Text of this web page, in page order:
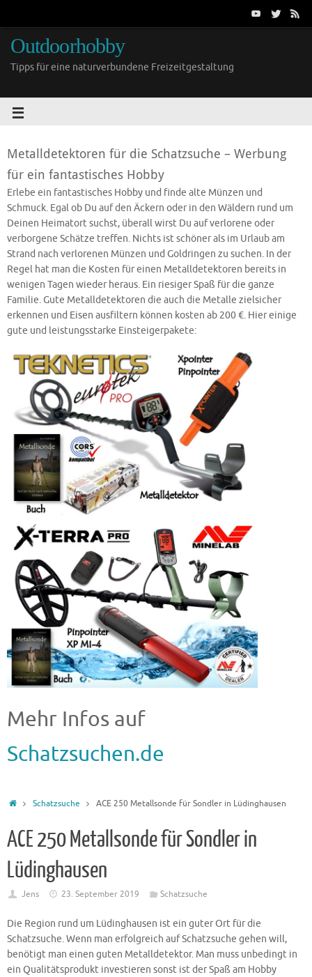
Outdoorhobby
Tipps für eine naturverbundene Freizeitgestaltung
Metalldetektoren für die Schatzsuche – Werbung
für ein fantastisches Hobby
Erlebe ein fantastisches Hobby und finde alte Münzen und
Schmuck. Egal ob Du auf den Äckern oder in den Wäldern rund um
Deinen Heimatort suchst, überall wirst Du auf verlorene oder
verborgene Schätze treffen. Nichts ist schöner als im Urlaub am
Strand nach verlorenen Münzen und Goldringen zu suchen. In der
Regel hat man die Kosten für einen Metalldetektoren bereits in
wenigen Tagen wieder heraus. Ein riesiger Spaß für die ganze
Familie. Gute Metalldetektoren die auch die Metalle zielsicher
erkennen und Eisen ausfiltern können kosten ab 200 €. Hier einige
gute und leistungsstarke Einsteigerpakete:
Mehr Infos auf
Schatzsuchen.de
Schatzsuche ACE 250 Metallsonde für Sondler in Lüdinghausen
ACE 250 Metallsonde für Sondler in
Lüdinghausen
Jens 23. September 2019 Schatzsuche
Die Region rund um Lüdinghausen ist ein guter Ort für die
Schatzsuche. Wenn man erfolgreich auf Schatzsuche gehen will,
benötigt man einen guten Metalldetektor. Man muss unbedingt in
ein Qualitätsprodukt investieren sonst ist der Spaß am Hobby